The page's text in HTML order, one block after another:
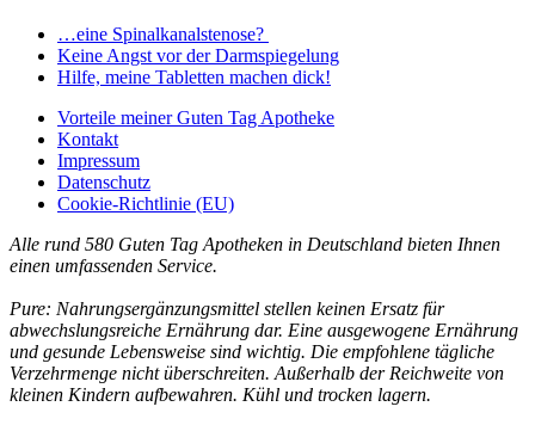
…eine Spinalkanalstenose?
Keine Angst vor der Darmspiegelung
Hilfe, meine Tabletten machen dick!
Vorteile meiner Guten Tag Apotheke
Kontakt
Impressum
Datenschutz
Cookie-Richtlinie (EU)
Alle rund 580 Guten Tag Apotheken in Deutschland bieten Ihnen
einen umfassenden Service.
Pure: Nahrungsergänzungsmittel stellen keinen Ersatz für
abwechslungsreiche Ernährung dar. Eine ausgewogene Ernährung
und gesunde Lebensweise sind wichtig. Die empfohlene tägliche
Verzehrmenge nicht überschreiten. Außerhalb der Reichweite von
kleinen Kindern aufbewahren. Kühl und trocken lagern.